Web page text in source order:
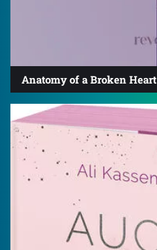
Anatomy of a Broken Heart